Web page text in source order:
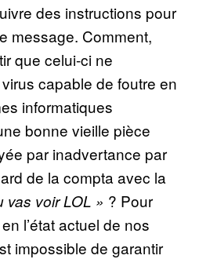
des instructions pour
message. Comment,
que celui-ci ne
capable de foutre en
informatiques
bonne vieille pièce
par inadvertance par
de la compta avec la
vas voir LOL » ? Pour
l’état actuel de nos
impossible de garantir